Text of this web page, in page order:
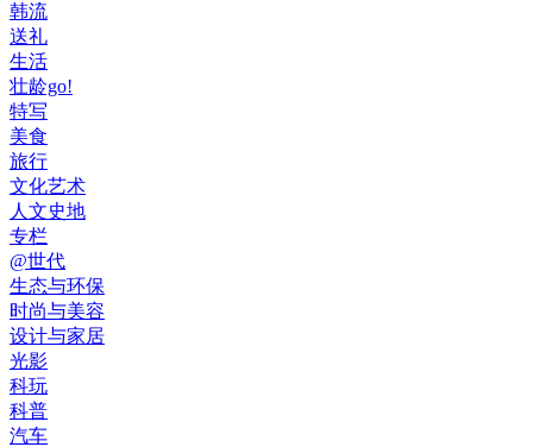
韩流
送礼
生活
壮龄go!
特写
美食
旅行
文化艺术
人文史地
专栏
@世代
生态与环保
时尚与美容
设计与家居
光影
科玩
科普
汽车